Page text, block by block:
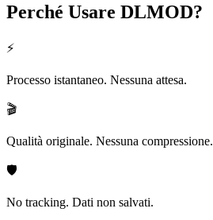
Perché Usare DLMOD?
⚡
Processo istantaneo. Nessuna attesa.
🎬
Qualità originale. Nessuna compressione.
🛡️
No tracking. Dati non salvati.